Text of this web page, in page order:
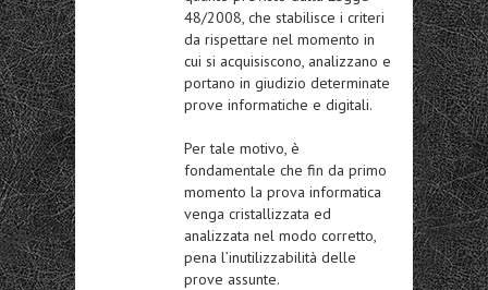
48/2008, che stabilisce i criteri
da rispettare nel momento in
cui si acquisiscono, analizzano e
portano in giudizio determinate
prove informatiche e digitali.
Per tale motivo, è
fondamentale che fin da primo
momento la prova informatica
venga cristallizzata ed
analizzata nel modo corretto,
pena l’inutilizzabilità delle
prove assunte.